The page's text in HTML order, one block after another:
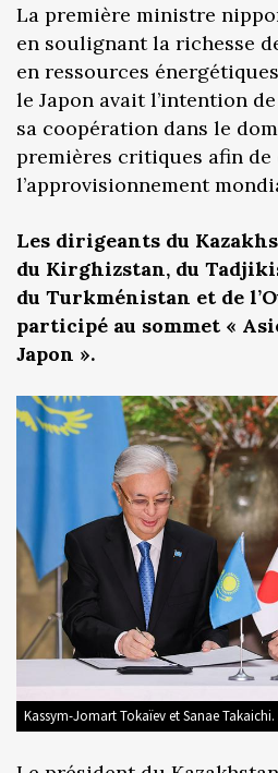
La première ministre
en soulignant la richesse
en ressources
le Japon avait l’intention
sa coopération dans le
premières critiques afin
l’approvisionnement
Les dirigeants du
du Kirghizstan, du
du Turkménistan et de
participé au sommet «
Japon ».
Kassym-Jomart Tokaïev et Sanae